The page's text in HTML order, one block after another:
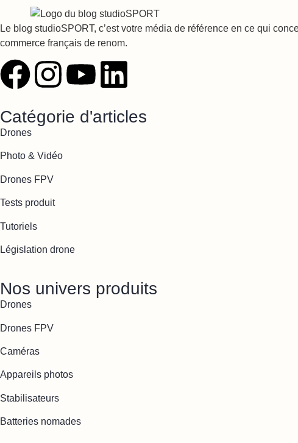
Le blog studioSPORT, c’est votre média de référence en ce qui
commerce français de renom.
Catégorie d'articles
Drones
Photo & Vidéo
Drones FPV
Tests produit
Tutoriels
Législation drone
Nos univers produits
Drones
Drones FPV
Caméras
Appareils photos
Stabilisateurs
Batteries nomades